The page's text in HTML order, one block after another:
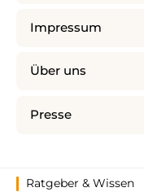
Impressum
Über uns
Presse
Ratgeber & Wissen